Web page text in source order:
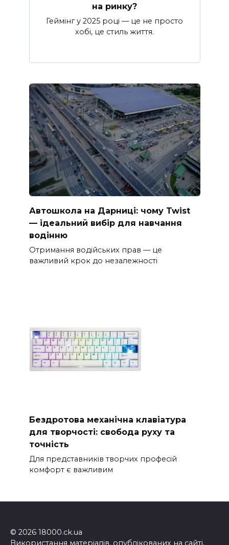
на ринку?
Геймінг у 2025 році — це не просто
хобі, це стиль життя.
Автошкола на Дарниці: чому Twist
— ідеальний вибір для навчання
водінню
Отримання водійських прав — це
важливий крок до незалежності
Бездротова механічна клавіатура
для творчості: свобода руху та
точність
Для представників творчих професій
комфорт є важливим
© 2026 18000.ck.ua
Використання матеріалів, опублікованих на сайті,